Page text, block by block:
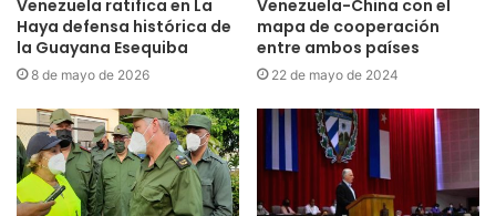
Venezuela ratifica en La
Haya defensa histórica de
la Guayana Esequiba
8 de mayo de 2026
Venezuela-China con el
mapa de cooperación
entre ambos países
22 de mayo de 2024